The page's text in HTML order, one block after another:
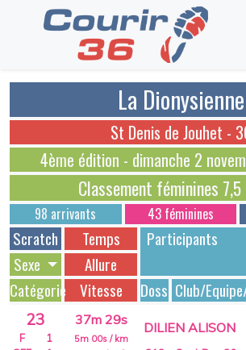
La Dionysienne
4ème édition - dimanche 2
St Denis de Jouhet -
Classement féminines 7,5
98 arrivants 43 féminines
Scratch Temps
Dossards
Participants
Allure
Vitesse
Sexe
Catégorie
Club/
23 37m 29s DILIEN ALISON
5m 00s / km
F
1